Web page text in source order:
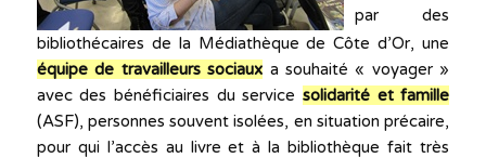
par des
bibliothécaires de la Médiathèque de Côte d’Or, une
équipe de travailleurs sociaux a souhaité « voyager »
avec des bénéficiaires du servicesolidarité et famille
(ASF), personnes souvent isolées, en situation précaire,
pour qui l’accès au livre et à la bibliothèque fait très